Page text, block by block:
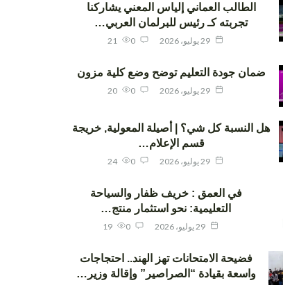
الطالب العماني إلياس المعني يشاركنا
تجربته كـ رئيس للبرلمان العربي…
ضمان جودة التعليم توضح وضع كلية مزون
هل النسبة كل شي؟ | أصيلة المعولية, خريجة
قسم الإعلام…
24
في العمق : خريف ظفار والسياحة
التعليمية: نحو استثمار منتج…
29 يوليو، 2026 0
19
فضيحة الامتحانات تهز الهند.. احتجاجات
واسعة بقيادة “الصراصير” وإقالة وزير…